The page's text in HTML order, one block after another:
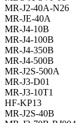
MR-J2-40A-N26
MR-JE-40A
MR-J4-10B
MR-J4-100B
MR-J4-350B
MR-J4-500B
MR-J2S-500A
MR-J3-D01
MR-J3-10T1
HF-KP13
MR-J2S-40B